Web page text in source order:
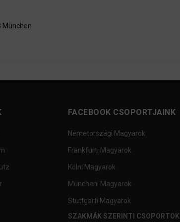
München
FACEBOOK CSOPORTJAINK
Németországi Magyarok
Frankfurti Magyarok
Kölni Magyarok
Müncheni Magyarok
Stuttgarti Magyarok
SZAKMÁK SZERINTI CSOPORTOK